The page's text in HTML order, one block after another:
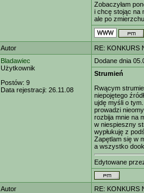
Zobaczyłam
i chcę stojąc na
ale po
Autor
RE: KONKURS
Bladawiec
Użytkownik
Postów: 9
Data rejestracji: 26.11.08
Dodane dnia
Strumień
Rwącym
niepojętego
ujdę myśli o
prowadzi
rozbija mnie na
w niespieszny
wypłukuję z
Zapętlam się w
a wszystko
Edytowane
Autor
RE: KONKURS